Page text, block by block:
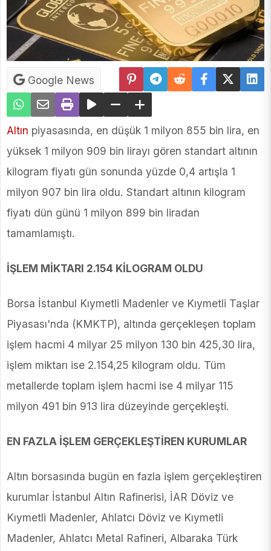
Google News
Altın piyasasında, en düşük 1 milyon 855 bin lira, en
yüksek 1 milyon 909 bin lirayı gören standart altının
kilogram fiyatı gün sonunda yüzde 0,4 artışla 1
milyon 907 bin lira oldu. Standart altının kilogram
fiyatı dün günü 1 milyon 899 bin liradan
tamamlamıştı.
İŞLEM MİKTARI 2.154 KİLOGRAM OLDU
Borsa İstanbul Kıymetli Madenler ve Kıymetli Taşlar
Piyasası'nda (KMKTP), altında gerçekleşen toplam
işlem hacmi 4 milyar 25 milyon 130 bin 425,30 lira,
işlem miktarı ise 2.154,25 kilogram oldu. Tüm
metallerde toplam işlem hacmi ise 4 milyar 115
milyon 491 bin 913 lira düzeyinde gerçekleşti.
EN FAZLA İŞLEM GERÇEKLEŞTİREN KURUMLAR
Altın borsasında bugün en fazla işlem gerçekleştiren
kurumlar İstanbul Altın Rafinerisi, İAR Döviz ve
Kıymetli Madenler, Ahlatcı Döviz ve Kıymetli
Madenler, Ahlatcı Metal Rafineri, Albaraka Türk